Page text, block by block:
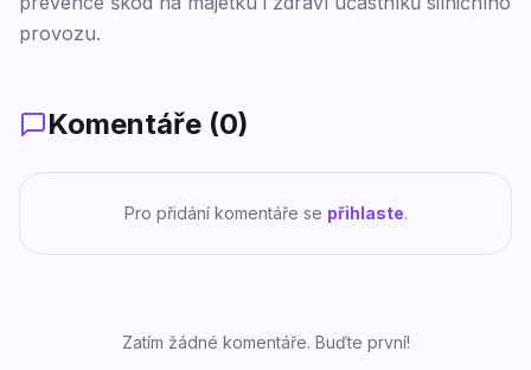
provozu.
Komentáře (0)
Pro přidání komentáře se přihlaste.
Zatím žádné komentáře. Buďte první!